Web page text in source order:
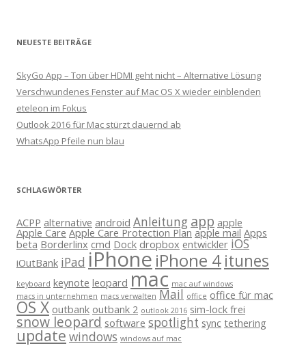
NEUESTE BEITRÄGE
SkyGo App – Ton über HDMI geht nicht – Alternative Lösung
Verschwundenes Fenster auf Mac OS X wieder einblenden
eteleon im Fokus
Outlook 2016 für Mac stürzt dauernd ab
WhatsApp Pfeile nun blau
SCHLAGWÖRTER
ACPP alternative android Anleitung app apple
Apple Care Apple Care Protection Plan apple mail Apps
beta Borderlinx cmd Dock dropbox entwickler iOS
iOutBank iPad iPhone iPhone 4itunes
keyboard keynote leopard mac mac auf windows
macs in unternehmen macs verwalten Mail office office für mac
OS X outbank outbank 2 outlook 2016 sim-lock frei
snow leopard software spotlight sync tethering
update windows windows auf mac